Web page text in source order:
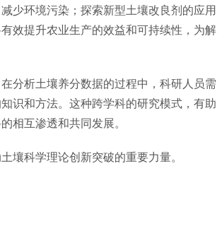
少环境污染；探索新型土壤改良剂的应用
效提升农业生产的效益和可持续性，为解
析土壤养分数据的过程中，科研人员需
识和方法。这种跨学科的研究模式，有助
相互渗透和共同发展。
壤科学理论创新突破的重要力量。